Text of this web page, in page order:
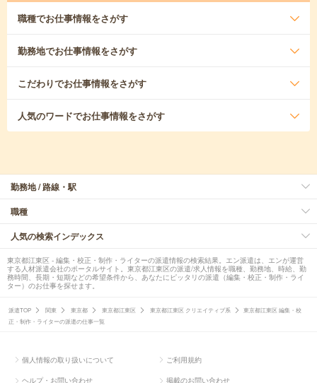
職種でお仕事情報をさがす
勤務地でお仕事情報をさがす
こだわりでお仕事情報をさがす
人気のワードでお仕事情報をさがす
勤務地 / 路線・駅
職種
人気の検索インデックス
東京都江東区 - 編集・校正・制作・ライターの派遣情報の検索結果。エン派遣は、エンが運営
する人材派遣会社のポータルサイト。東京都江東区の派遣/求人情報を職種、勤務地、時給、勤
務時間、長期・短期などの希望条件から、あなたにピッタリの派遣（編集・校正・制作・ライ
ター）のお仕事を探せます。
派遣TOP 関東 東京都 東京都江東区 東京都江東区 クリエイティブ系
東京都江東区 編集・校
正・制作・ライターの派遣の仕事一覧
個人情報の取り扱いについて ご利用規約
ヘルプ・お問い合わせ 掲載のお問い合わせ